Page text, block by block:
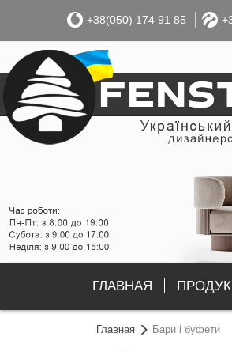
+38(050) 174 91 85
ГЛАВНАЯ
Главная Бари і буфети